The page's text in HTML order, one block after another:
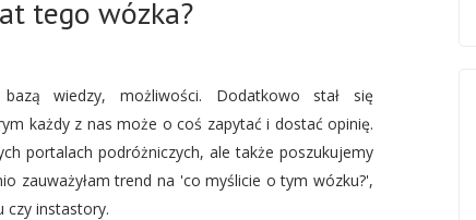
tego wózka?
wiedzy, możliwości. Dodatkowo stał się
każdy z nas może o coś zapytać i dostać opinię.
portalach podróżniczych, ale także poszukujemy
zauważyłam trend na 'co myślicie o tym wózku?',
czy instastory.